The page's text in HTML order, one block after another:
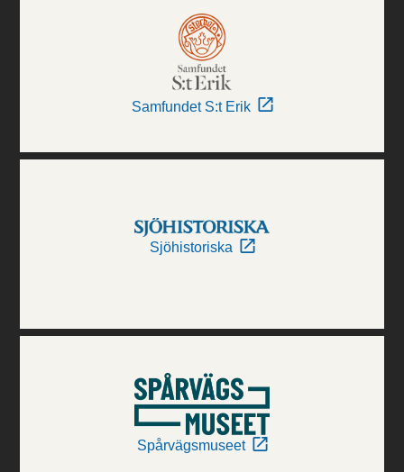
Samfundet S:t Erik
Sjöhistoriska
Spårvägsmuseet